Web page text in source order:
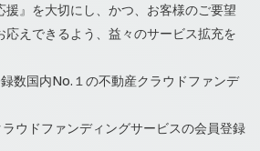
』を大切にし、かつ、お客様のご要望
応えできるよう、益々のサービス拡充を
数国内No.１の不動産クラウドファンデ
ウドファンディングサービスの会員登録